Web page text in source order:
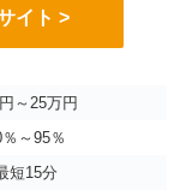
イト >
～25万円
～95％
短15分